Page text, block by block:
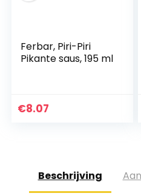
Ferbar, Piri-Piri
Pikante saus, 195 ml
€8.07
Beschrijving